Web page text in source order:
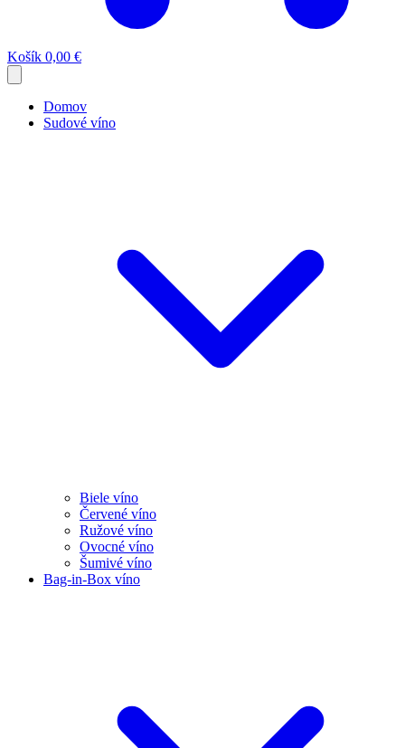
Košík 0,00 €
Domov
Sudové víno
Biele víno
Červené víno
Ružové víno
Ovocné víno
Šumivé víno
Bag-in-Box víno